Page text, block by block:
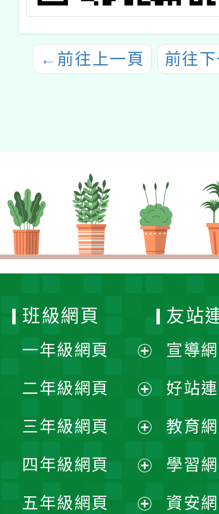
← 前往上一頁 前往
班級網頁
一年級網頁
開
選
單
二年級網頁
開
選
單
三年級網頁
開
選
四年級網頁
五年級網頁
友站
宣導
好站
教育
學習
資安